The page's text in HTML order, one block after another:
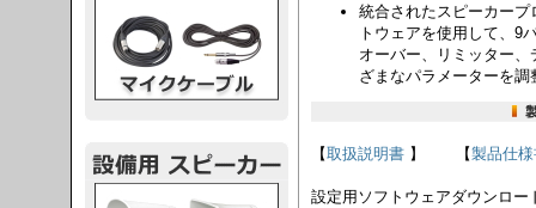
統合されたスピーカー
トウェアを使用して、9
オーバー、リミッター
ざまなパラメーターを調
【取扱説明書 】 【製品仕
設定用ソフトウェアダウンロ